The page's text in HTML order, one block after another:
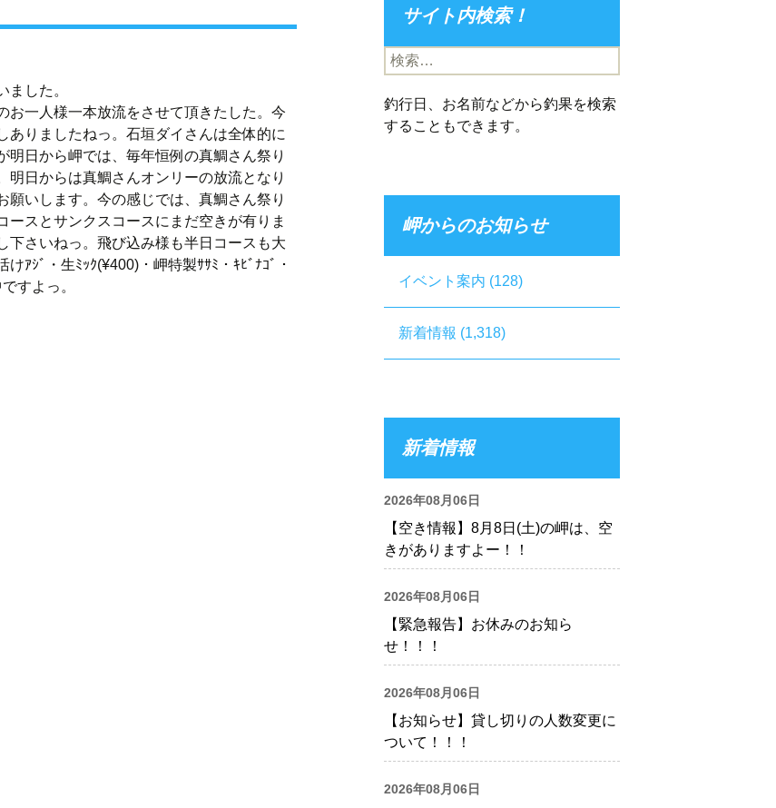
ました。
お一人様一本放流をさせて頂きたした。今
ありましたねっ。石垣ダイさんは全体的に
明日から岬では、毎年恒例の真鯛さん祭り
明日からは真鯛さんオンリーの放流となり
願いします。今の感じでは、真鯛さん祭り
ースとサンクスコースにまだ空きが有りま
下さいねっ。飛び込み様も半日コースも大
ｱｼﾞ・生ﾐｯｸ(¥400)・岬特製ｻｻﾐ・ｷﾋﾞﾅｺﾞ・
すよっ。
サイト内検索！
検
索:
釣行日、お名前などから釣果を検索
することもできます。
岬からのお知らせ
イベント案内 (128)
新着情報 (1,318)
新着情報
2026年08月06日
【空き情報】8月8日(土)の岬は、空
きがありますよー！！
2026年08月06日
【緊急報告】お休みのお知ら
せ！！！
2026年08月06日
【お知らせ】貸し切りの人数変更に
ついて！！！
2026年08月06日